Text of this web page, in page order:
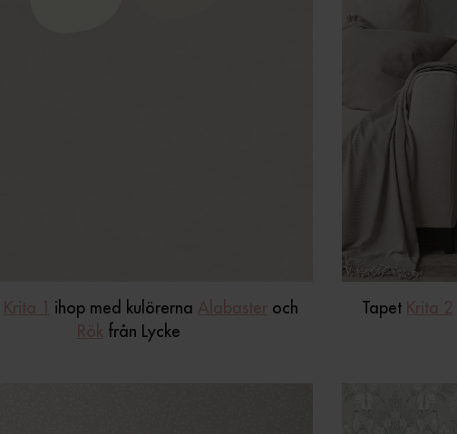
ihop med kulörerna
och
från Lycke
Tapet